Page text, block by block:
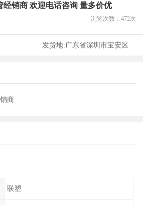
经销商 欢迎电话咨询 量多价优
浏览次数： 472次
发货地:广东省深圳市宝安区
商
联塑